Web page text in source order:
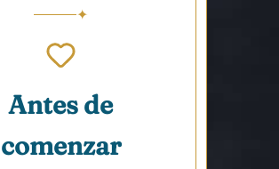
Antes de
comenzar